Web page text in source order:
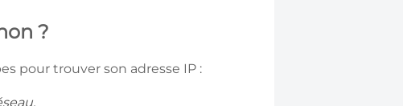
?
pour trouver son adresse IP :